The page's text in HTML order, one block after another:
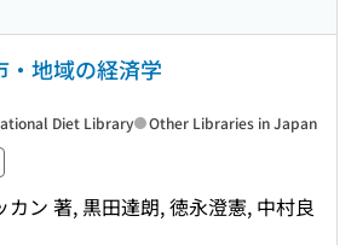
・地域の経済学
カン 著, 黒田達朗, 徳永澄憲, 中村良
Diet Library Other Libraries in Japan